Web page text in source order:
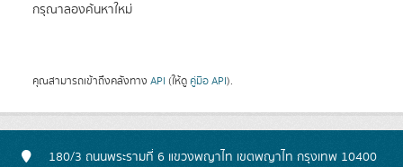
กรุณาลองค้นหาใหม่
คุณสามารถเข้าถึงคลังทาง API (ให้ดู คู่มือ API).
180/3 ถนนพระรามที่ 6 แขวงพญาไท เขตพญาไท กรุงเทพ 10400